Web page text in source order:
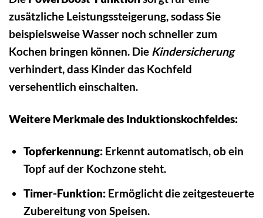
zusätzliche Leistungssteigerung, sodass Sie
beispielsweise Wasser noch schneller zum
Kochen bringen können. Die Kindersicherung
verhindert, dass Kinder das Kochfeld
versehentlich einschalten.
Weitere Merkmale des Induktionskochfeldes:
Topferkennung:Erkennt automatisch, ob ein
Topf auf der Kochzone steht.
Timer-Funktion:Ermöglicht die zeitgesteuerte
Zubereitung von Speisen.